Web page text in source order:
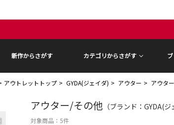
新作からさがす カテゴリからさがす
アウトレットトップ GYDA(ジェイダ) アウター アウタ
アウター/その他 （ブランド：GYDA(
対象商品： 5件